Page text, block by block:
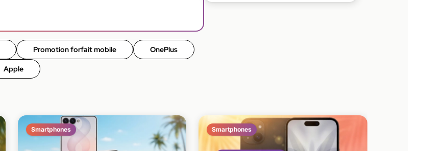
Promotion forfait mobile OnePlus
Apple
Smartphones Smartphones